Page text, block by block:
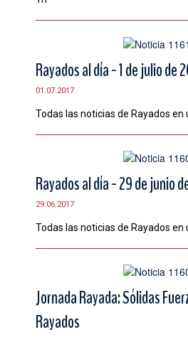
Rayados al día - 1 de julio de
01.07.2017
Todas las noticias de Rayados
Rayados al día - 29 de junio
29.06.2017
Todas las noticias de Rayados en
Jornada Rayada: Sólidas
Rayados